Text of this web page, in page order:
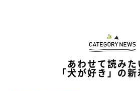
犬の遺伝って面白くて不思議
祖先のことがわかったり、病気にかかり
あわせて読みた
「犬が好き」の